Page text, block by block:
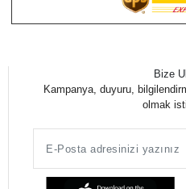
Bize
Kampanya, duyuru,
olmak